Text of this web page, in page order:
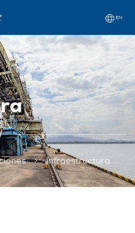
> Infraestructura